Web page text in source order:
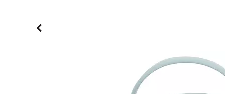
24 480 руб.